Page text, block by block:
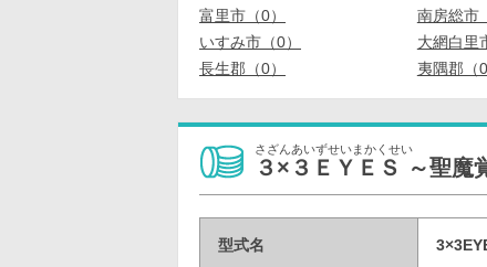
富里市（0）
南房総市
いすみ市（0）
大網白里
長生郡（0）
夷隅郡（0
さざんあいずせいまかくせい
３×３ＥＹＥＳ ～聖魔
型式名